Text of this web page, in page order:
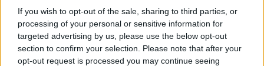
If you wish to opt-out of the sale, sharing to third parties, or
processing of your personal or sensitive information for
targeted advertising by us, please use the below opt-out
section to confirm your selection. Please note that after your
opt-out request is processed you may continue seeing
-Día Mundial de los Defectos Congénitos
-Día Internacional de los Escritores